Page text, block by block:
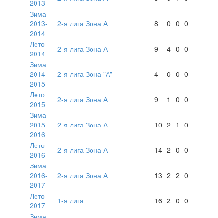
2013
Зима
2013-
2014
2-я лига Зона А 8 0 0 0
Лето
2014
2-я лига Зона А 9 4 0 0
Зима
2014-
2015
2-я лига Зона "А" 4 0 0 0
Лето
2015
2-я лига Зона А 9 1 0 0
Зима
2015-
2016
2-я лига Зона А 10 2 1 0
Лето
2016
2-я лига Зона А 14 2 0 0
Зима
2016-
2017
2-я лига Зона А 13 2 2 0
Лето
2017
1-я лига 16 2 0 0